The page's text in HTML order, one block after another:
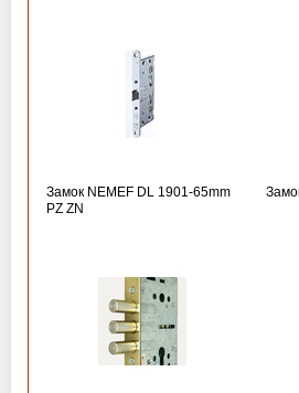
Замок NEMEF DL 1901-65mm
PZ ZN